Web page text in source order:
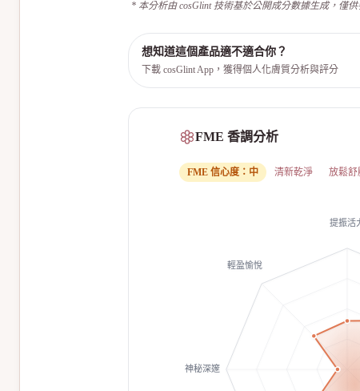
* 本分析由 cosGlint 技術基於公開成分數據生成，僅供
想知道這個產品適不適合你？
下載 cosGlint App，獲得個人化膚質分析與評分
FME 香調分析
FME 信心度： 中 清新乾淨 放鬆舒
提振活
神秘深邃
輕盈愉悅